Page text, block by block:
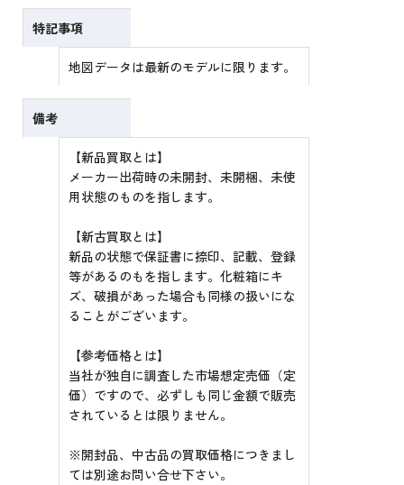
特記事項
地図データは最新のモデルに限ります。
備考
【新品買取とは】
メーカー出荷時の未開封、未開梱、未使
用状態のものを指します。
【新古買取とは】
新品の状態で保証書に捺印、記載、登録
等があるのもを指します。化粧箱にキ
ズ、破損があった場合も同様の扱いにな
ることがございます。
【参考価格とは】
当社が独自に調査した市場想定売価（定
価）ですので、必ずしも同じ金額で販売
されているとは限りません。
※開封品、中古品の買取価格につきまし
ては別途お問い合せ下さい。